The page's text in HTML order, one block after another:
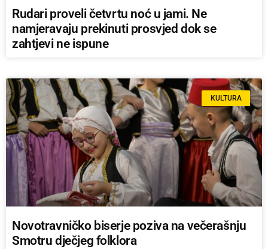
Rudari proveli četvrtu noć u jami. Ne
namjeravaju prekinuti prosvjed dok se
zahtjevi ne ispune
KULTURA
Novotravničko biserje poziva na večerašnju
Smotru dječjeg folklora